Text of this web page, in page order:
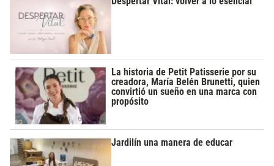
La historia de Petit Patisserie por su
creadora, María Belén Brunetti, quien
convirtió un sueño en una marca con
propósito
Jardilín una manera de educar